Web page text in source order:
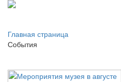
Главная страница
События